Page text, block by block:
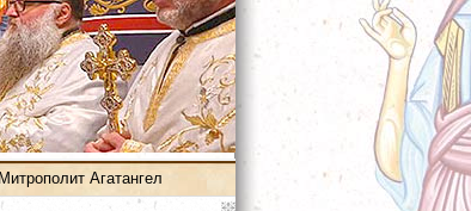
Агатангел